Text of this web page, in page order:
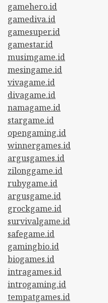
gamehero.id
gamediva.id
gamesuper.id
gamestar.id
musimgame.id
mesingame.id
vivagame.id
divagame.id
namagame.id
stargame.id
opengaming.id
winnergames.id
argusgames.id
zilonggame.id
rubygame.id
argusgame.id
grockgame.id
survivalgame.id
safegame.id
gamingbio.id
biogames.id
intragames.id
introgaming.id
tempatgames.id